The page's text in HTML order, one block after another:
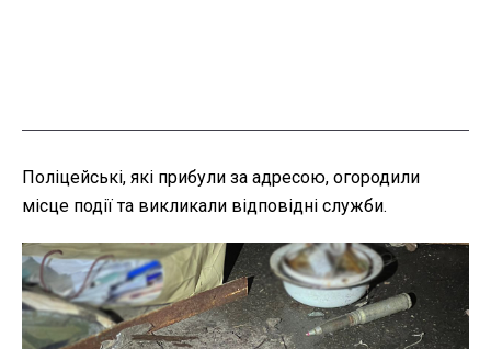
Поліцейські, які прибули за адресою, огородили
місце події та викликали відповідні служби.